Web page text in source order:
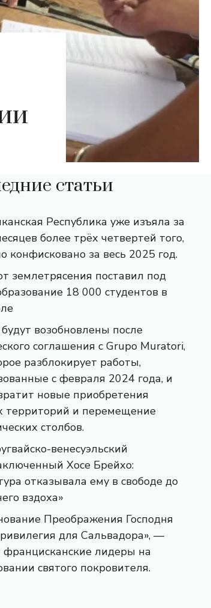
статьи
Республика уже изъяла за
более трёх четвертей того,
конфисковано за весь 2025 год.
землетрясения поставил под
18 000 студентов в
возобновлены после
соглашения с Grupo Muratori,
разблокирует работы,
с февраля 2024 года, и
новые приобретения
территорий и перемещение
столбов.
венесуэльский
Хосе Брейхо:
отказывала ему в свободе до
вздоха»
Преображения Господня
для Сальвадора», —
францисканские лидеры на
святого покровителя.